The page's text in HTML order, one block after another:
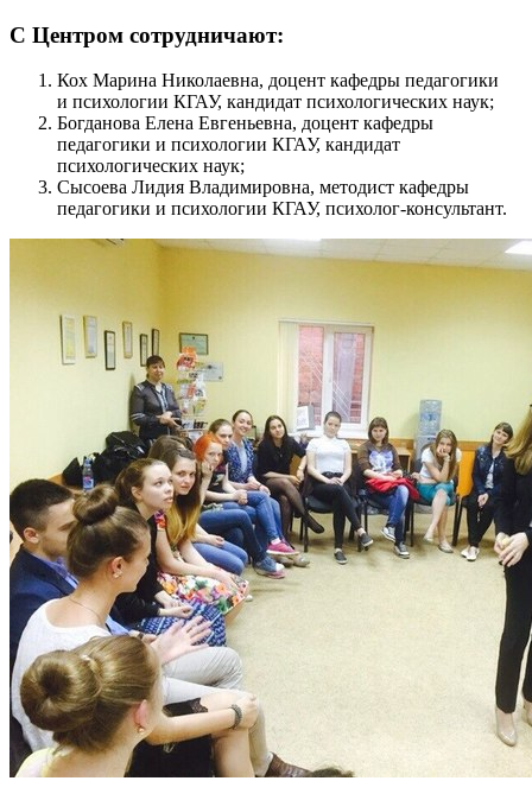
С Центром сотрудничают:
Кох Марина Николаевна, доцент кафедры педагогики
и психологии КГАУ, кандидат психологических наук;
Богданова Елена Евгеньевна, доцент кафедры
педагогики и психологии КГАУ, кандидат
психологических наук;
Сысоева Лидия Владимировна, методист кафедры
педагогики и психологии КГАУ, психолог-консультант.